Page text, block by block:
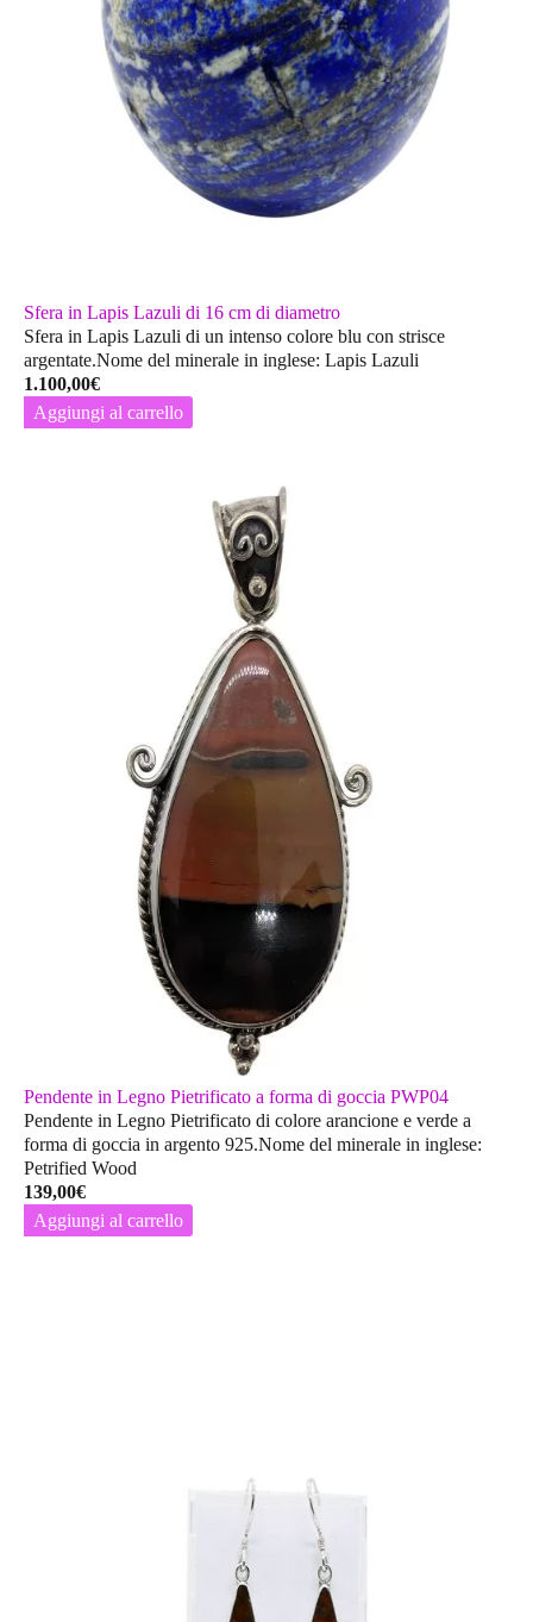
Sfera in Lapis Lazuli di 16 cm di diametro
Sfera in Lapis Lazuli di un intenso colore blu con strisce
argentate.Nome del minerale in inglese: Lapis Lazuli
1.100,00€
Aggiungi al carrello
Pendente in Legno Pietrificato a forma di goccia PWP04
Pendente in Legno Pietrificato di colore arancione e verde a
forma di goccia in argento 925.Nome del minerale in inglese:
Petrified Wood
139,00€
Aggiungi al carrello